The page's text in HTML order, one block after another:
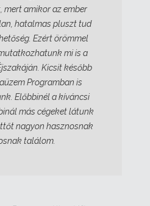
mert amikor az ember
hatalmas pluszt tud
Ezért örömmel
mi is a
Kicsit később
Programban is
Előbbinél a kíváncsi
más cégeket látunk
nagyon hasznosnak
találom.